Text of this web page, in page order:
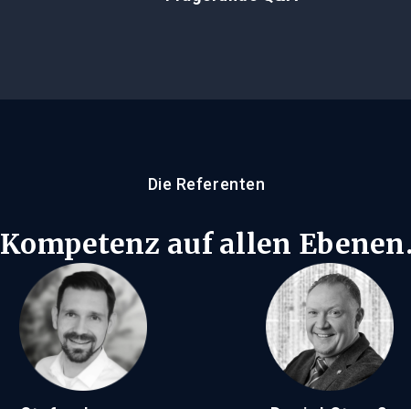
Die Referenten
Kompetenz auf allen